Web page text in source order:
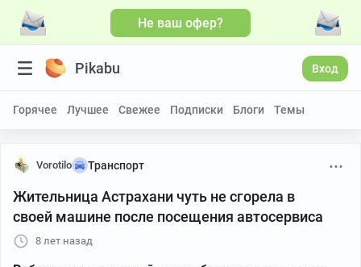
Не ваш офер?
Pikabu Вход
Горячее Лучшее Свежее Подписки Блоги Темы
Vorotilo Транспорт
Жительница Астрахани чуть не сгорела в
своей машине после посещения автосервиса
8 лет назад
Больше видео